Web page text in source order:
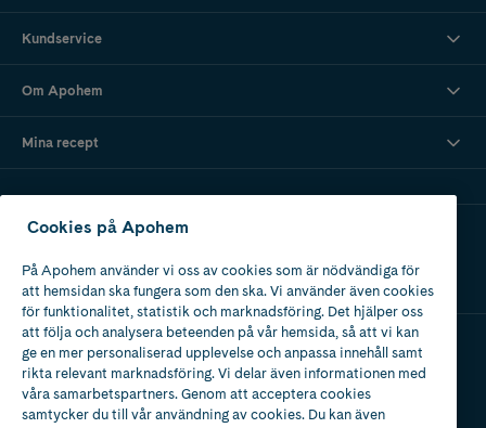
Kundservice
Om Apohem
Mina recept
Ladda ner vår app
Apotek med tillstånd
av Läkemedelsverket
Cookies på Apohem
På Apohem använder vi oss av cookies som är nödvändiga för
att hemsidan ska fungera som den ska. Vi använder även cookies
för funktionalitet, statistik och marknadsföring. Det hjälper oss
att följa och analysera beteenden på vår hemsida, så att vi kan
ge en mer personaliserad upplevelse och anpassa innehåll samt
rikta relevant marknadsföring. Vi delar även informationen med
våra samarbetspartners. Genom att acceptera cookies
samtycker du till vår användning av cookies. Du kan även